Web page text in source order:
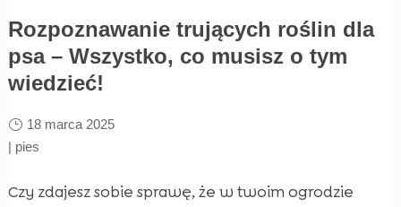
Rozpoznawanie trujących roślin dla
psa – Wszystko, co musisz o tym
wiedzieć!
18 marca 2025
| pies
Czy zdajesz sobie sprawę, że w twoim ogrodzie